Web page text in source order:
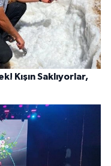
Kışın Saklıyorlar,